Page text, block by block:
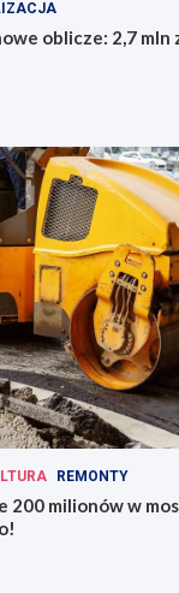
oblicze: 2,7 mln
REMONTY
200 milionów w